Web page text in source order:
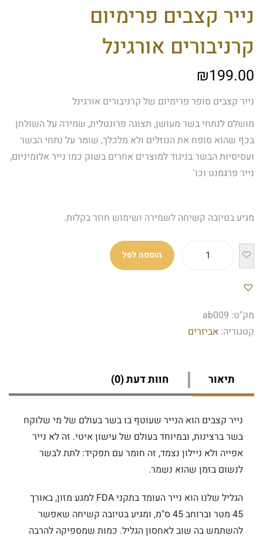
נייר קצבים פרימיום
קרניבורים אורגינל
₪199.00
נייר קצבים סופר פרימיום של קרניבורים אורגינל
מושלם לנתחי בשר מעושן, תצוגה פרונטלית, שמירה על השולחן
בכף שהוא סופח את הנוזלים ולא מלכלך, שומר על נתחי הבשר
ועסיסיות הבשר בניגוד למוצרים אחרים בשוק כמו נייר אלומיניום,
נייר פרגמנט וכו'
מגיע בטיובה קשיחה לשמירה ושימוש חוזר בקלות.
הוספה לסל
מק"ט: ab009
קטגוריה: אביזרים
תיאור חוות דעת (0)
נייר קצבים הוא הנייר שעוטף בו בשר בעולם של מי שלוקח
בשר ברצינות, ובמיוחד בעולם של עישון איטי. זה לא נייר
אפייה ולא ניילון נצמד, זה חומר עם תפקיד: לתת לבשר
לנשום בזמן שהוא נשמר.
הגליל שלנו הוא נייר העומד בתקני FDA למגע מזון, באורך
45 מטר וברוחב 45 ס"מ, ומגיע בטיובה קשיחה שאפשר
להשתמש בה שוב לאחסון הגליל. כמות שמספיקה להרבה